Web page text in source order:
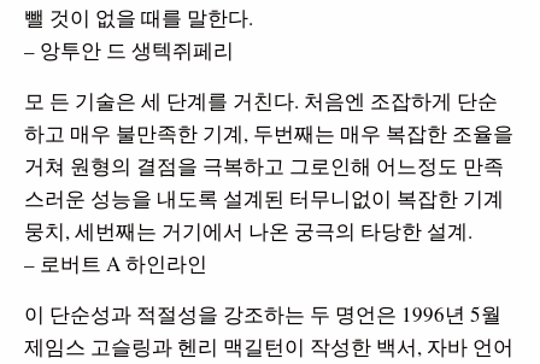
뺄 것이 없을 때를 말한다.
– 앙투안 드 생텍쥐페리
모 든 기술은 세 단계를 거친다. 처음엔 조잡하게 단순
하고 매우 불만족한 기계, 두번째는 매우 복잡한 조율을
거쳐 원형의 결점을 극복하고 그로인해 어느정도 만족
스러운 성능을 내도록 설계된 터무니없이 복잡한 기계
뭉치, 세번째는 거기에서 나온 궁극의 타당한 설계.
– 로버트 A 하인라인
이 단순성과 적절성을 강조하는 두 명언은 1996년 5월
제임스 고슬링과 헨리 맥길턴이 작성한 백서, 자바 언어